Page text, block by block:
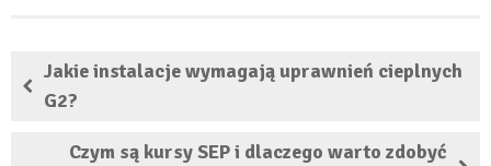
Jakie instalacje wymagają uprawnień cieplnych
G2?
Czym są kursy SEP i dlaczego warto zdobyć